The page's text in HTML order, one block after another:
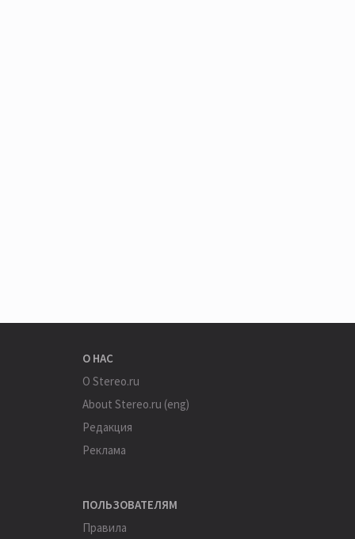
О НАС
О Stereo.ru
About Stereo.ru (eng)
Редакция
Реклама
ПОЛЬЗОВАТЕЛЯМ
Правила